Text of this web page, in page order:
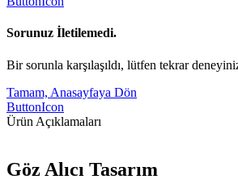
Sorunuz İletilemedi.
Bir sorunla karşılaşıldı, lütfen tekrar
Tamam, Anasayfaya Dön
ButtonIcon
Ürün Açıklamaları
Göz Alıcı Tasarım